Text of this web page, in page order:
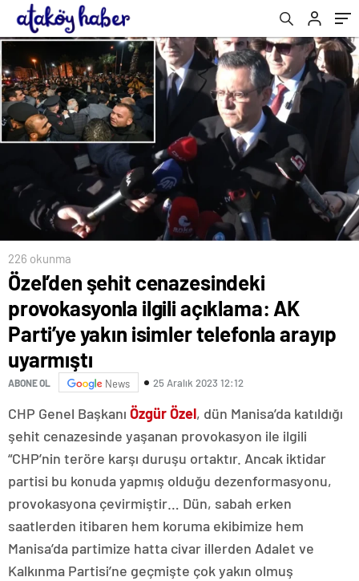
telefonla arayıp uyarmıştı
226 okunma
Özel’den şehit cenazesindeki
provokasyonla ilgili açıklama: AK
Parti’ye yakın isimler telefonla arayıp
uyarmıştı
ABONE OL News 25 Aralık 2023 12:12
CHP Genel Başkanı Özgür Özel, dün Manisa’da katıldığı
şehit cenazesinde yaşanan provokasyon ile ilgili
“CHP’nin teröre karşı duruşu ortaktır. Ancak iktidar
partisi bu konuda yapmış olduğu dezenformasyonu,
provokasyona çevirmiştir… Dün, sabah erken
saatlerden itibaren hem koruma ekibimize hem
Manisa’da partimize hatta civar illerden Adalet ve
Kalkınma Partisi’ne geçmişte çok yakın olmuş